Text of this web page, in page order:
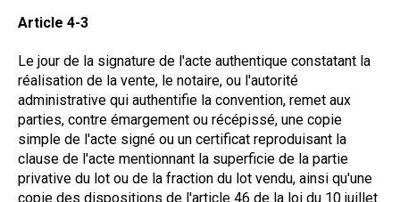
Article 4-3
Le jour de la signature de l'acte authentique constatant la
réalisation de la vente, le notaire, ou l'autorité
administrative qui authentifie la convention, remet aux
parties, contre émargement ou récépissé, une copie
simple de l'acte signé ou un certificat reproduisant la
clause de l'acte mentionnant la superficie de la partie
privative du lot ou de la fraction du lot vendu, ainsi qu'une
copie des dispositions de l'article 46 de la loi du 10 juillet